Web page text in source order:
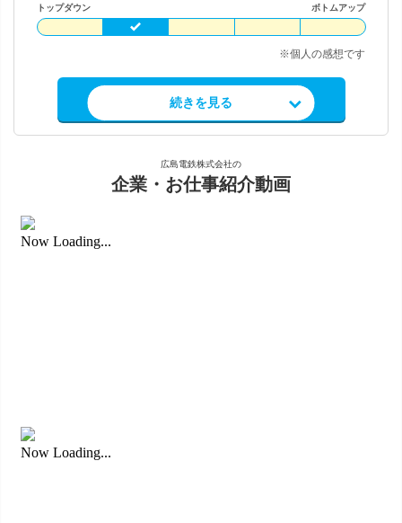
トップダウン ボトムアップ
※個人の感想です
求人情報を見る
続きを見る
広島電鉄株式会社の
企業・お仕事紹介動画